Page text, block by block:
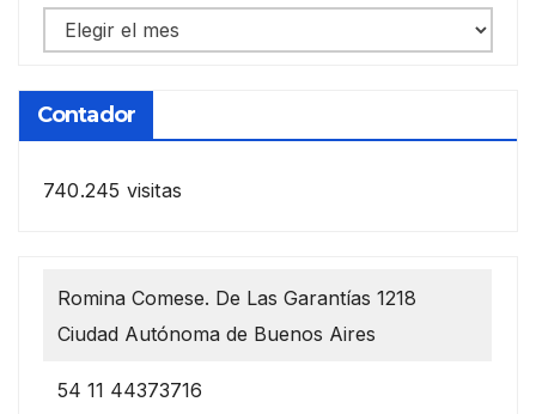
Notas
anteriores
Contador
740.245 visitas
Romina Comese. De Las Garantías 1218
Ciudad Autónoma de Buenos Aires
54 11 44373716